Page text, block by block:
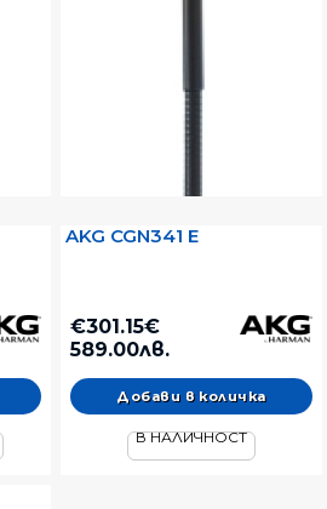
AKG CGN341 E
€301.15€
589.00лв.
В НАЛИЧНОСТ